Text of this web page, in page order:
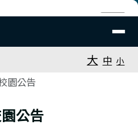
資訊網
大 中 小
園公告
公告